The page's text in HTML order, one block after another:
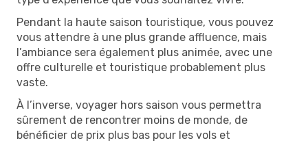
Pendant la haute saison touristique, vous pouvez
vous attendre à une plus grande affluence, mais
l’ambiance sera également plus animée, avec une
offre culturelle et touristique probablement plus
vaste.
À l’inverse, voyager hors saison vous permettra
sûrement de rencontrer moins de monde, de
bénéficier de prix plus bas pour les vols et